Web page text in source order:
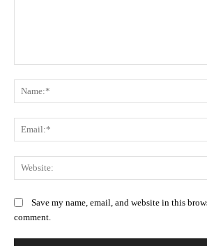
Save my name, email, and website in this
comment.